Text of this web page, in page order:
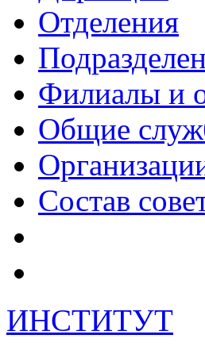
Отделения
Филиалы и
Общие
Состав
ИНСТИТУТ